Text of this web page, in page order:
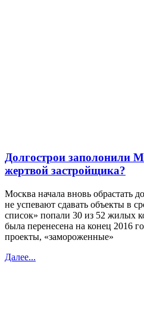
Долгострои заполонили
жертвой застройщика?
Москва начала вновь обрастать
не успевают сдавать объекты в
список» попали 30 из 52 жилых
была перенесена на конец 2016
проекты, «замороженные»
Далее...